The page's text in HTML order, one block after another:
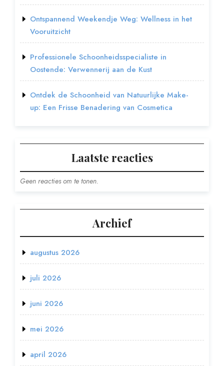
Ontspannend Weekendje Weg: Wellness in het
Vooruitzicht
Professionele Schoonheidsspecialiste in
Oostende: Verwennerij aan de Kust
Ontdek de Schoonheid van Natuurlijke Make-
up: Een Frisse Benadering van Cosmetica
Laatste reacties
Geen reacties om te tonen.
Archief
augustus 2026
juli 2026
juni 2026
mei 2026
april 2026